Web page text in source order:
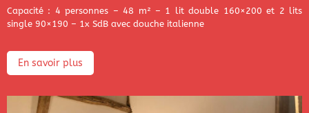
Capacité : 4 personnes – 48 m² – 1 lit double 160×200 et 2 lits
single 90×190 – 1x SdB avec douche italienne
En savoir plus